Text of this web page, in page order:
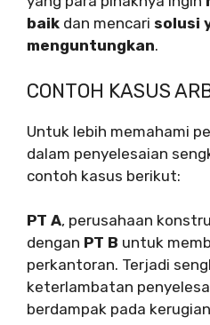
baik dan mencari solusi
menguntungkan.
CONTOH KASUS
Untuk lebih memahami
dalam penyelesaian
contoh kasus berikut:
PT A, perusahaan
dengan PT B untuk
perkantoran. Terjadi
keterlambatan
berdampak pada